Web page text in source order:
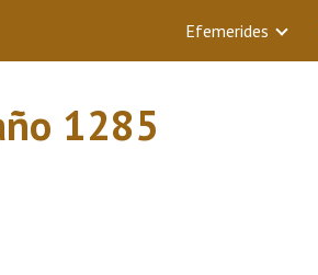
Efemerides
1285